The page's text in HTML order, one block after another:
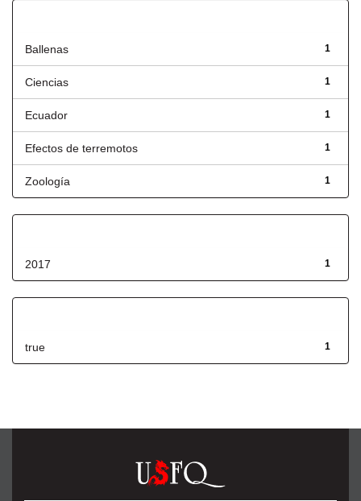
1
Ballenas
1
Ciencias
1
Ecuador
1
Efectos de terremotos
1
Zoología
1
2017
1
true